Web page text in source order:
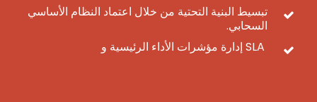
تبسيط البنية التحتية من خلال اعتماد النظام الأساسي
السحابي.